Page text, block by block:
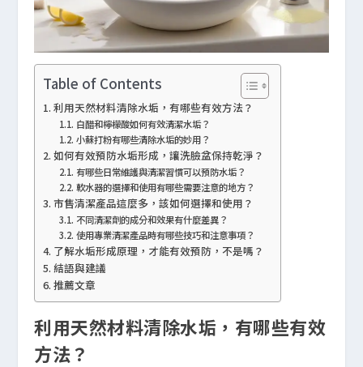
Table of Contents
利用天然材料清除水垢，有哪些有效方法？
白醋和檸檬酸如何有效清潔水垢？
小蘇打粉有哪些清除水垢的妙用？
如何有效預防水垢形成，讓洗臉盆保持乾淨？
有哪些日常維護與清潔習慣可以預防水垢？
軟水器的選擇和使用有哪些需要注意的地方？
市售清潔產品這麼多，該如何選擇和使用？
不同清潔劑的成分和效果有什麼差異？
使用專業清潔產品時有哪些技巧和注意事項？
了解水垢形成原理，才能有效預防，不是嗎？
結語與建議
推薦文章
利用天然材料清除水垢，有哪些有效
方法？